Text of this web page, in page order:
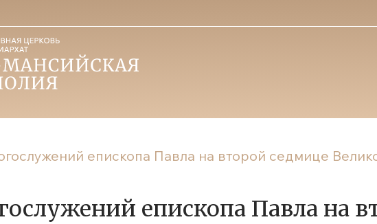
епископа Павла на второй седмице
епископа Павла на